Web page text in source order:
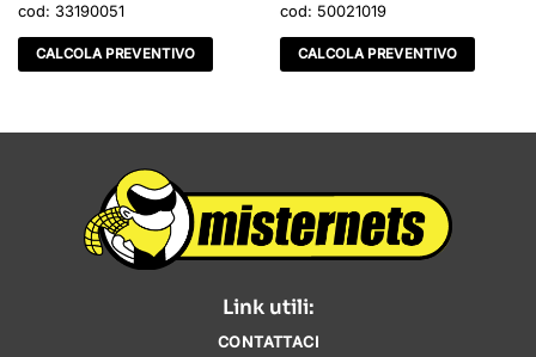
cod: 33190051
CALCOLA PREVENTIVO
cod: 50021019
CALCOLA PREVENTIVO
Link utili:
CONTATTACI